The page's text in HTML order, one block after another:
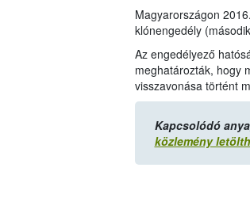
Magyarországon
klónengedély
Az engedélyező
meghatározták, hogy
visszavonása történt
Kapcsolódó
közlemény